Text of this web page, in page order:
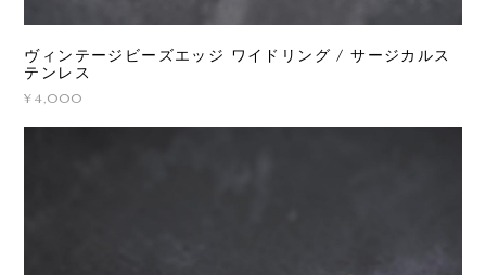
ヴィンテージビーズエッジ ワイドリング / サージカルス
テンレス
¥4,000